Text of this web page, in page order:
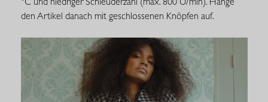
den Artikel danach mit geschlossenen Knöpfen auf.